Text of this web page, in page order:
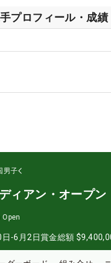
プロフィール・成績
男子
ィアン・オープン
Open
-6月2日賞金総額